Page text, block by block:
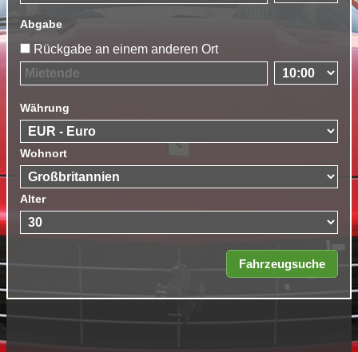
Abgabe
Rückgabe an einem anderen Ort
Währung
Wohnort
Alter